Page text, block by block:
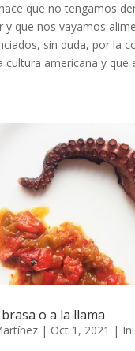
que no tengamos
y que nos vayamos
sin duda, por la
cultura americana y que
o a la llama
| Oct 1, 2021 |